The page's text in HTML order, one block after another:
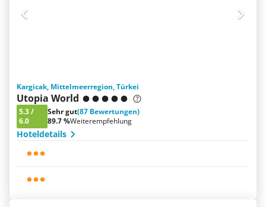
Kargicak, Mittelmeerregion, Türkei
Utopia World
5.3/
6.0
Sehr gut(87 Bewertungen)
89.7 %Weiterempfehlung
Hoteldetails